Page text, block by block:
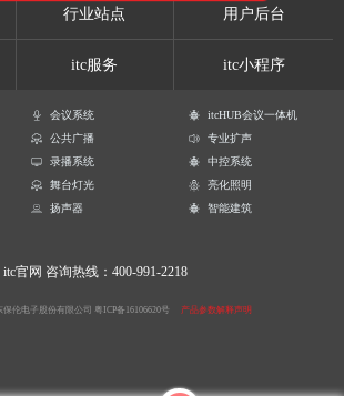
行业站点 用户后台
itc服务 itc小程序
会议系统
itcHUB会议一体机
公共广播
专业扩声
录播系统
中控系统
舞台灯光
亮化照明
扬声器
智能建筑
itc官网 咨询热线：400-991-2218
保伦电子股份有限公司 粤ICP备16106620号 产品参数解释声明